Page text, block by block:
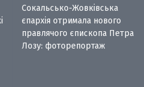
Сокальсько-Жовківська
єпархія отримала нового
правлячого єпископа Петра
Лозу: фоторепортаж